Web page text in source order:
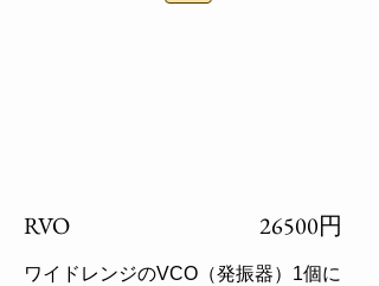
RVO 26500円
ワイドレンジのVCO（発振器）1個に